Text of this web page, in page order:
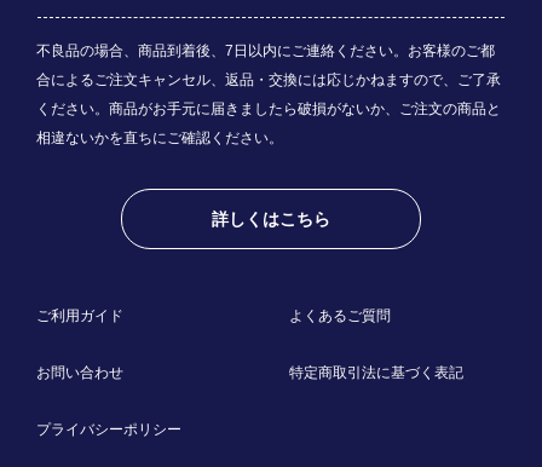
不良品の場合、商品到着後、7日以内にご連絡ください。お客様のご都
合によるご注文キャンセル、返品・交換には応じかねますので、ご了承
ください。商品がお手元に届きましたら破損がないか、ご注文の商品と
相違ないかを直ちにご確認ください。
詳しくはこちら
ご利用ガイド よくあるご質問
お問い合わせ 特定商取引法に基づく表記
プライバシーポリシー